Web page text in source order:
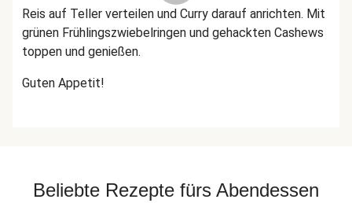
Reis auf Teller verteilen und Curry darauf anrichten. Mit
grünen Frühlingszwiebelringen und gehackten Cashews
toppen und genießen.
Guten Appetit!
Beliebte Rezepte fürs Abendessen